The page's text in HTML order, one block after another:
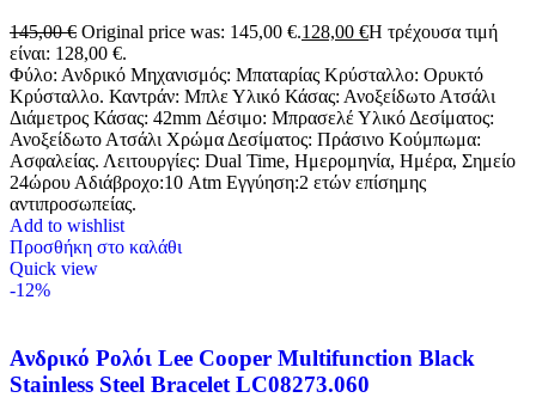
145,00€ Original price was: 145,00 €.128,00 €Η τρέχουσα τιμή
είναι: 128,00 €.
Φύλο: Ανδρικό Μηχανισμός: Μπαταρίας Κρύσταλλο: Ορυκτό
Κρύσταλλο. Καντράν: Μπλε Υλικό Κάσας: Ανοξείδωτο Ατσάλι
Διάμετρος Κάσας: 42mm Δέσιμο: Μπρασελέ Υλικό Δεσίματος:
Ανοξείδωτο Ατσάλι Χρώμα Δεσίματος: Πράσινο Κούμπωμα:
Ασφαλείας. Λειτουργίες: Dual Time, Ημερομηνία, Ημέρα, Σημείο
24ώρου Αδιάβροχο:10 Atm Εγγύηση:2 ετών επίσημης
αντιπροσωπείας.
Add to wishlist
Προσθήκη στο καλάθι
Quick view
-12%
Ανδρικό Ρολόι Lee Cooper Multifunction Black
Stainless Steel Bracelet LC08273.060